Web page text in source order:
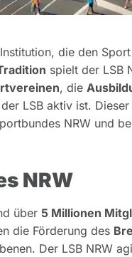
die den
spielt der LSB
, die
LSB aktiv ist.
NRW und
NRW
über 5 Millionen
die Förderung des
Der LSB NRW